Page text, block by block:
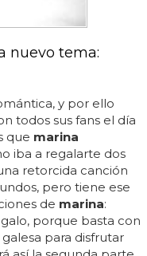
nuevo tema:
y por ello
todos sus fans el día
que marina
iba a regalarte dos
retorcida canción
pero tiene ese
de marina:
porque basta con
para disfrutar